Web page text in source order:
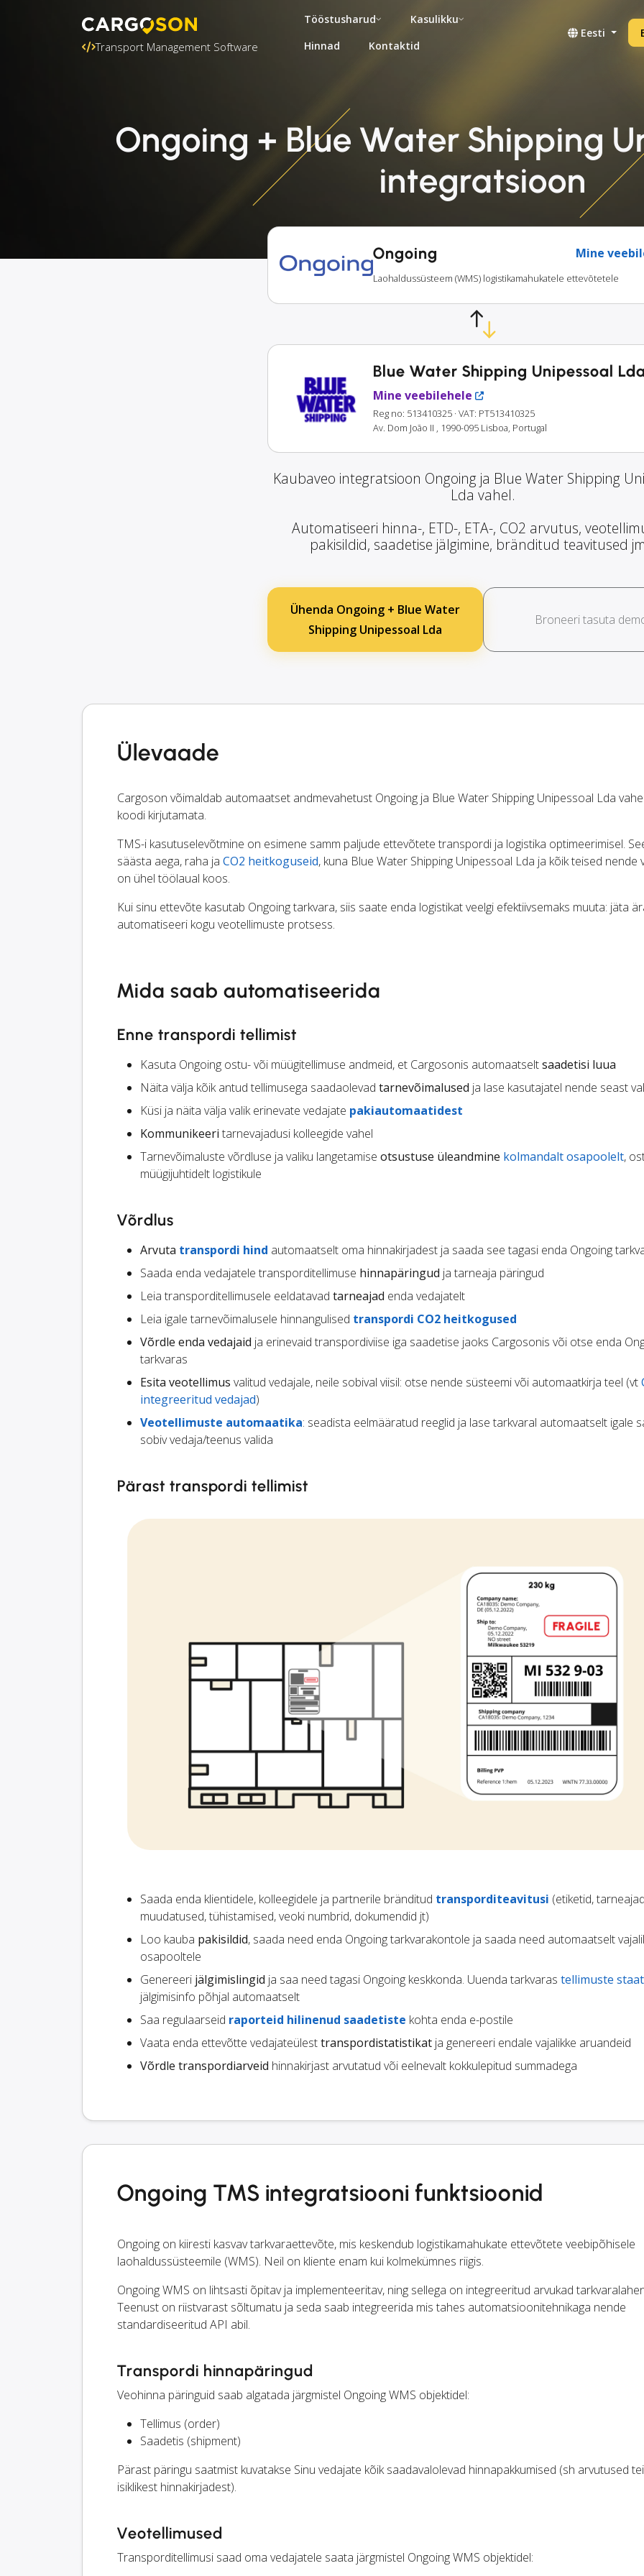
Transport Management Software
Tööstusharud
Kasulikku
Hinnad
Kontaktid
Eesti
Ongoing + Blue Water Shipping
integratsioon
Ongoing Mine
Laohaldussüsteem (WMS) logistikamahukatele ettevõtetele
Blue Water Shipping Unipessoal
Mine veebilehele
Reg no: 513410325 · VAT: PT513410325
Av. Dom João II , 1990-095 Lisboa, Portugal
Kaubaveo integratsioon Ongoing ja Blue Water Shipping
Lda vahel.
Automatiseeri hinna-, ETD-, ETA-, CO2 arvutus,
pakisildid, saadetise jälgimine, bränditud teavitused
Ühenda Ongoing + Blue Water
Shipping Unipessoal Lda
Broneeri tasuta
Ülevaade
Cargoson võimaldab automaatset andmevahetust Ongoing ja Blue Water Shipping Unipessoal Lda
koodi kirjutamata.
TMS-i kasutuselevõtmine on esimene samm paljude ettevõtete transpordi ja logistika optimeerimisel.
säästa aega, raha ja CO2 heitkoguseid, kuna Blue Water Shipping Unipessoal Lda ja kõik teised nende
on ühel töölaual koos.
Kui sinu ettevõte kasutab Ongoing tarkvara, siis saate enda logistikat veelgi efektiivsemaks muuta: jäta
automatiseeri kogu veotellimuste protsess.
Mida saab automatiseerida
Enne transpordi tellimist
Kasuta Ongoing ostu- või müügitellimuse andmeid, et Cargosonis automaatseltsaadetisi luua
Näita välja kõik antud tellimusega saadaolevad tarnevõimalused ja lase kasutajatel nende seast
Küsi ja näita välja valik erinevate vedajate pakiautomaatidest
Kommunikeeri tarnevajadusi kolleegide vahel
Tarnevõimaluste võrdluse ja valiku langetamise otsustuse üleandmine kolmandalt osapoolelt,
müügijuhtidelt logistikule
Võrdlus
Arvuta transpordi hind automaatselt oma hinnakirjadest ja saada see tagasi enda Ongoing
Saada enda vedajatele transporditellimuse hinnapäringud ja tarneaja päringud
Leia transporditellimusele eeldatavad tarneajad enda vedajatelt
Leia igale tarnevõimalusele hinnangulised transpordi CO2 heitkogused
Võrdle enda vedajaid ja erinevaid transpordiviise iga saadetise jaoks Cargosonis või otse enda
tarkvaras
Esita veotellimus valitud vedajale, neile sobival viisil: otse nende süsteemi või automaatkirja teel (vt
integreeritud vedajad)
Veotellimuste automaatika: seadista eelmääratud reeglid ja lase tarkvaral automaatselt igale
sobiv vedaja/teenus valida
Pärast transpordi tellimist
Saada enda klientidele, kolleegidele ja partnerile bränditud transporditeavitusi (etiketid,
muudatused, tühistamised, veoki numbrid, dokumendid jt)
Loo kauba pakisildid, saada need enda Ongoing tarkvarakontole ja saada need automaatselt
osapooltele
Genereeri jälgimislingid ja saa need tagasi Ongoing keskkonda. Uuenda tarkvaras tellimuste
jälgimisinfo põhjal automaatselt
Saa regulaarseid raporteid hilinenud saadetiste kohta enda e-postile
Vaata enda ettevõtte vedajateülesttranspordistatistikat ja genereeri endale vajalikke aruandeid
Võrdle transpordiarveid hinnakirjast arvutatud või eelnevalt kokkulepitud summadega
Ongoing TMS integratsiooni funktsioonid
Ongoing on kiiresti kasvav tarkvaraettevõte, mis keskendub logistikamahukate ettevõtete veebipõhisele
laohaldussüsteemile (WMS). Neil on kliente enam kui kolmekümnes riigis.
Ongoing WMS on lihtsasti õpitav ja implementeeritav, ning sellega on integreeritud arvukad
Teenust on riistvarast sõltumatu ja seda saab integreerida mis tahes automatsioonitehnikaga nende
standardiseeritud API abil.
Transpordi hinnapäringud
Veohinna päringuid saab algatada järgmistel Ongoing WMS objektidel:
Tellimus (order)
Saadetis (shipment)
Pärast päringu saatmist kuvatakse Sinu vedajate kõik saadavalolevad hinnapakkumised (sh arvutused
isiklikest hinnakirjadest).
Veotellimused
Transporditellimusi saad oma vedajatele saata järgmistel Ongoing WMS objektidel: